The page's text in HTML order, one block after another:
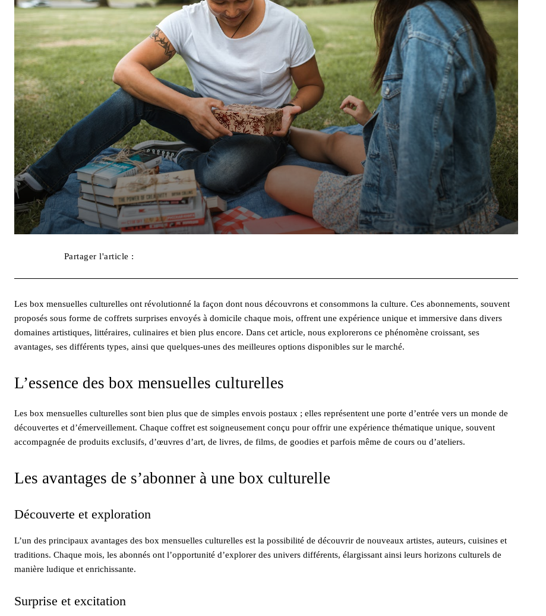
Partager l'article :
Les box mensuelles culturelles ont révolutionné la façon dont nous découvrons et consommons la culture. Ces abonnements, souvent
proposés sous forme de coffrets surprises envoyés à domicile chaque mois, offrent une expérience unique et immersive dans divers
domaines artistiques, littéraires, culinaires et bien plus encore. Dans cet article, nous explorerons ce phénomène croissant, ses
avantages, ses différents types, ainsi que quelques-unes des meilleures options disponibles sur le marché.
L’essence des box mensuelles culturelles
Les box mensuelles culturelles sont bien plus que de simples envois postaux ; elles représentent une porte d’entrée vers un monde de
découvertes et d’émerveillement. Chaque coffret est soigneusement conçu pour offrir une expérience thématique unique, souvent
accompagnée de produits exclusifs, d’œuvres d’art, de livres, de films, de goodies et parfois même de cours ou d’ateliers.
Les avantages de s’abonner à une box culturelle
Découverte et exploration
L’un des principaux avantages des box mensuelles culturelles est la possibilité de découvrir de nouveaux artistes, auteurs, cuisines et
traditions. Chaque mois, les abonnés ont l’opportunité d’explorer des univers différents, élargissant ainsi leurs horizons culturels de
manière ludique et enrichissante.
Surprise et excitation